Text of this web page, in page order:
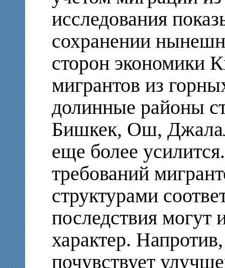
исследования
сохранении
сторон экономики
мигрантов из
долинные районы
Бишкек, Ош,
еще более
требований
структурами
последствия могут
характер.
почувствует